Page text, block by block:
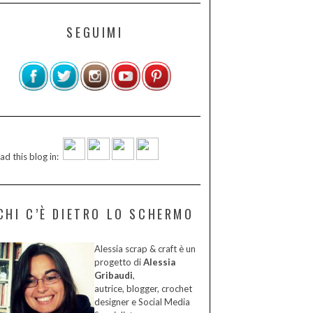
SEGUIMI
this blog in:
C’È DIETRO LO SCHERMO
Alessia scrap & craft è un
progetto diAlessia
Gribaudi,
autrice, blogger, crochet
designer e Social Media